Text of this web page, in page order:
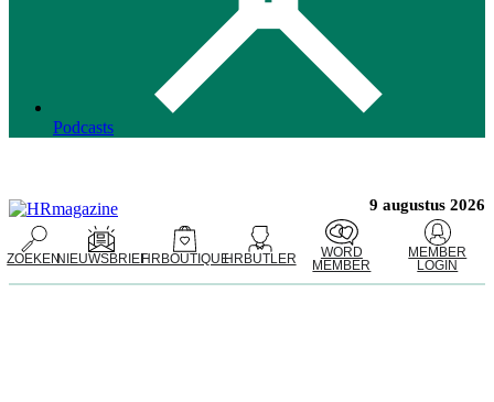
Podcasts
9 augustus 2026
ZOEKENNIEUWSBRIEFHRBOUTIQUEHRBUTLER
WORD
MEMBER
MEMBER
LOGIN